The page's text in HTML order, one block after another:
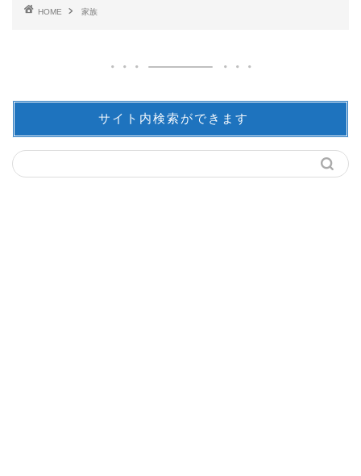
HOME 家族
サイト内検索ができます